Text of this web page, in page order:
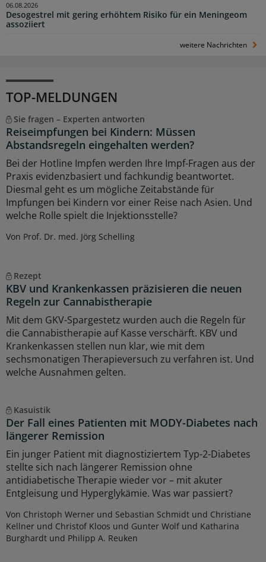
Desogestrel mit gering erhöhtem Risiko für ein Meningeom
assoziiert
06.08.2026
weitere Nachrichten
TOP-MELDUNGEN
Sie fragen – Experten antworten
Reiseimpfungen bei Kindern: Müssen
Abstandsregeln eingehalten werden?
Bei der Hotline Impfen werden Ihre Impf-Fragen aus der
Praxis evidenzbasiert und fachkundig beantwortet.
Diesmal geht es um mögliche Zeitabstände für
Impfungen bei Kindern vor einer Reise nach Asien. Und
welche Rolle spielt die Injektionsstelle?
Von Prof. Dr. med. Jörg Schelling
Rezept
KBV und Krankenkassen präzisieren die neuen
Regeln zur Cannabistherapie
Mit dem GKV-Spargestetz wurden auch die Regeln für
die Cannabistherapie auf Kasse verschärft. KBV und
Krankenkassen stellen nun klar, wie mit dem
sechsmonatigen Therapieversuch zu verfahren ist. Und
welche Ausnahmen gelten.
Kasuistik
Der Fall eines Patienten mit MODY-Diabetes nach
längerer Remission
Ein junger Patient mit diagnostiziertem Typ-2-Diabetes
stellte sich nach längerer Remission ohne
antidiabetische Therapie wieder vor – mit akuter
Entgleisung und Hyperglykämie. Was war passiert?
Von Christoph Werner und Sebastian Schmidt und Christiane
Kellner und Christof Kloos und Gunter Wolf und Katharina
Burghardt und Philipp A. Reuken